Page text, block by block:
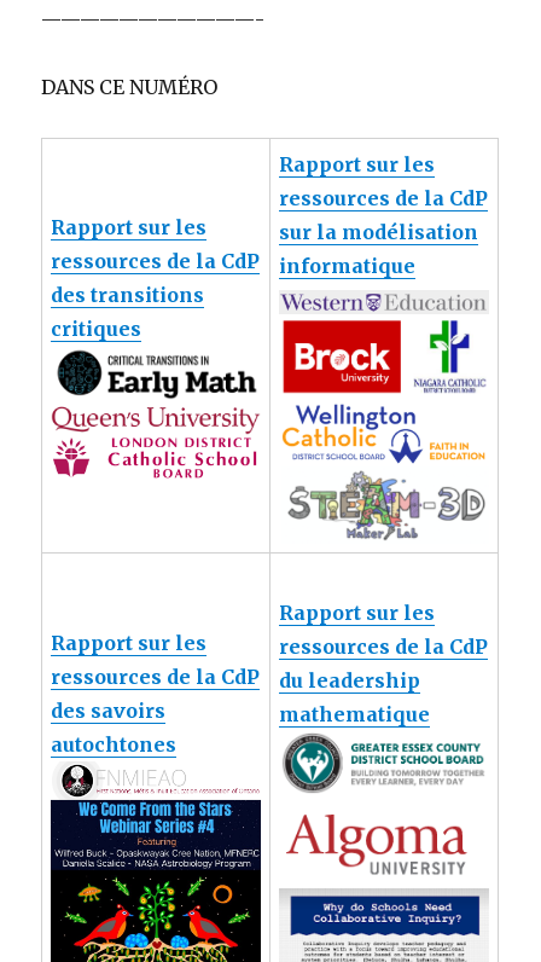
———————————-
DANS CE NUMÉRO
Rapport sur les
ressources de la CdP
des transitions
critiques
Rapport sur les
ressources de la CdP
sur la modélisation
informatique
Rapport sur les
ressources de la CdP
des savoirs
autochtones
Rapport sur les
ressources de la CdP
du leadership
mathematique